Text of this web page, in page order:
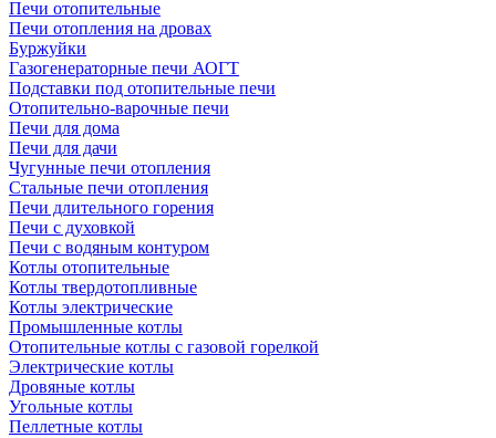
Печи отопительные
Печи отопления на дровах
Буржуйки
Газогенераторные печи АОГТ
Подставки под отопительные печи
Отопительно-варочные печи
Печи для дома
Печи для дачи
Чугунные печи отопления
Стальные печи отопления
Печи длительного горения
Печи с духовкой
Печи с водяным контуром
Котлы отопительные
Котлы твердотопливные
Котлы электрические
Промышленные котлы
Отопительные котлы с газовой горелкой
Электрические котлы
Дровяные котлы
Угольные котлы
Пеллетные котлы